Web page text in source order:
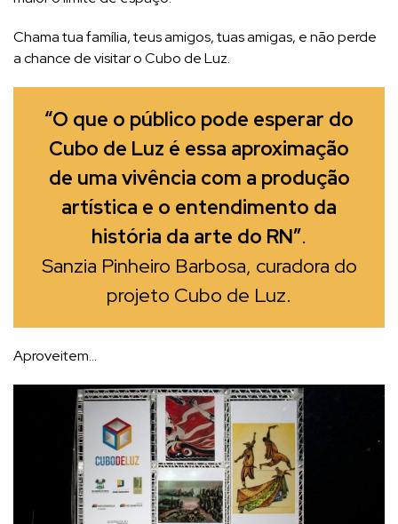
Chama tua família, teus amigos, tuas amigas, e não perde
a chance de visitar o Cubo de Luz.
“O que o público pode esperar do
Cubo de Luz é essa aproximação
de uma vivência com a produção
artística e o entendimento da
história da arte do RN”.
Sanzia Pinheiro Barbosa, curadora do
projeto Cubo de Luz.
Aproveitem…